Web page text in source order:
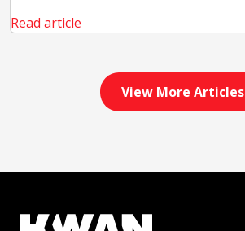
Read article
View More Articles